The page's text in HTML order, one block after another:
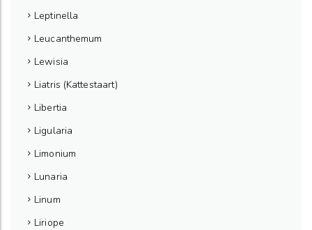
Leptinella
Leucanthemum
Lewisia
Liatris (Kattestaart)
Libertia
Ligularia
Limonium
Lunaria
Linum
Liriope